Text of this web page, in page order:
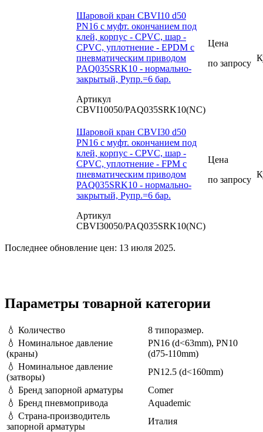
Шаровой кран CBVI10 d50
PN16 с муфт. окончанием под
клей, корпус - CPVC, шар -
CPVC, уплотнение - EPDM с
пневматическим приводом
PAQ035SRK10 - нормально-
закрытый, Рупр.=6 бар.
Артикул
CBVI10050/PAQ035SRK10(NC)
Цена
по запросу
Шаровой кран CBVI30 d50
PN16 с муфт. окончанием под
клей, корпус - CPVC, шар -
CPVC, уплотнение - FPM с
пневматическим приводом
PAQ035SRK10 - нормально-
закрытый, Рупр.=6 бар.
Артикул
CBVI30050/PAQ035SRK10(NC)
Цена
по запросу
Последнее обновление цен: 13 июля 2025.
Параметры товарной категории
💧 Количество
8 типоразмер.
💧 Номинальное давление
(краны)
PN16 (d<63mm), PN10
(d75-110mm)
💧 Номинальное давление
(затворы)
PN12.5 (d<160mm)
💧 Бренд запорной арматуры
Comer
💧 Бренд пневмопривода
Aquademic
💧 Страна-производитель
запорной арматуры
Италия